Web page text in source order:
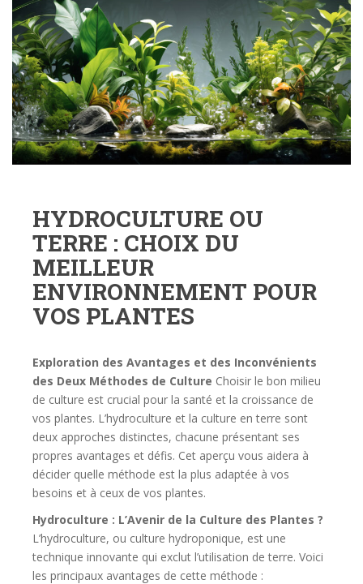
HYDROCULTURE OU
TERRE : CHOIX DU
MEILLEUR
ENVIRONNEMENT POUR
VOS PLANTES
Exploration des Avantages et des Inconvénients
des Deux Méthodes de Culture Choisir le bon milieu
de culture est crucial pour la santé et la croissance de
vos plantes. L’hydroculture et la culture en terre sont
deux approches distinctes, chacune présentant ses
propres avantages et défis. Cet aperçu vous aidera à
décider quelle méthode est la plus adaptée à vos
besoins et à ceux de vos plantes.
Hydroculture : L’Avenir de la Culture des Plantes ?
L’hydroculture, ou culture hydroponique, est une
technique innovante qui exclut l’utilisation de terre. Voici
les principaux avantages de cette méthode :